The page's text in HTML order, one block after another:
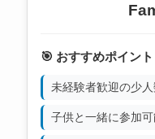
🎯 おすすめポイント
未経験者歓迎の少人
子供と一緒に参加